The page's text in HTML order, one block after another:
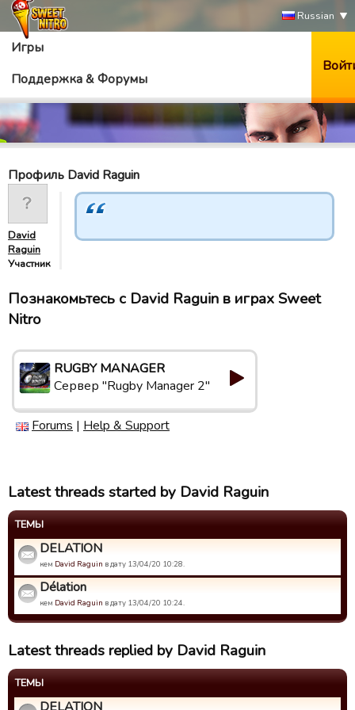
Russian
Игры
Поддержка & Форумы
Профиль David Raguin
David
Raguin
Участник
Познакомьтесь с David Raguin в играх Sweet
Nitro
RUGBY MANAGER
Сервер "Rugby Manager 2"
Forums | Help & Support
Latest threads started by David Raguin
ТЕМЫ
DELATION
кем David Raguin в дату 13/04/20 10:28.
Délation
кем David Raguin в дату 13/04/20 10:24.
Latest threads replied by David Raguin
ТЕМЫ